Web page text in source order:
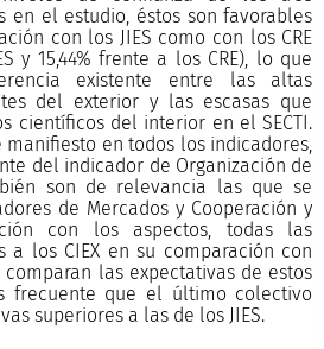
en el estudio, éstos son favorables
con los JIES como con los CRE
y 15,44% frente a los CRE), lo que
existente entre las altas
del exterior y las escasas que
científicos del interior en el SECTI.
manifiesto en todos los indicadores,
del indicador de Organización de
son de relevancia las que se
de Mercados y Cooperación y
con los aspectos, todas las
a los CIEX en su comparación con
comparan las expectativas de estos
frecuente que el último colectivo
superiores a las de los JIES.